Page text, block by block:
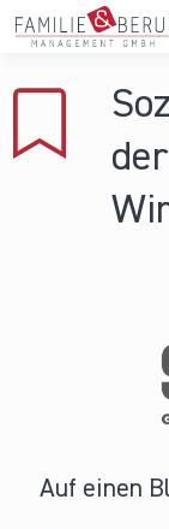
Direkt zum Inhalt
Gemeinden
Hochschulen
Auf einen